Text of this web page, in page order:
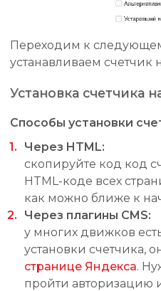
Переходим к
устанавливаем счетчик
Установка счетчика
Способы установки
Через HTML:
скопируйте код код
HTML-коде всех
как можно ближе к
Через плагины CMS:
у многих движков
установки счетчика,
странице Яндекса.
пройти авторизацию